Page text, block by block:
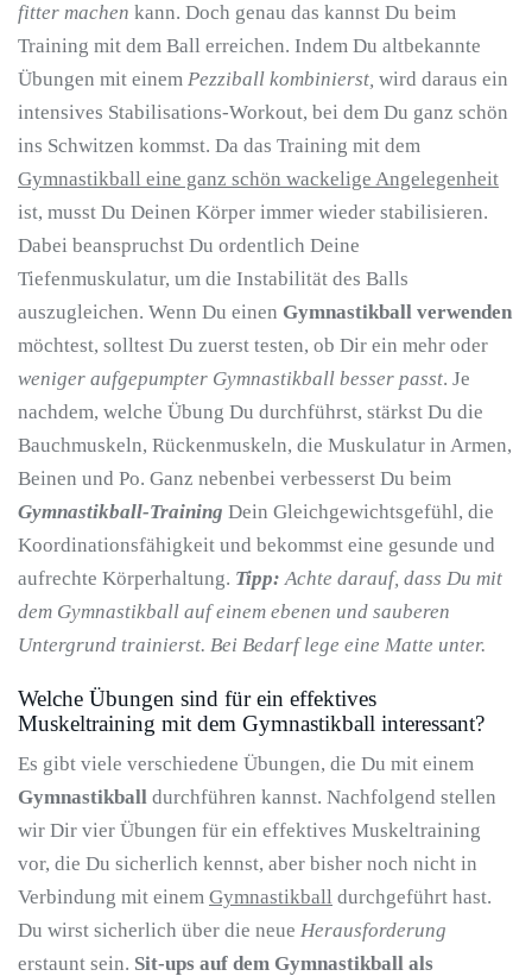
fitter machen kann. Doch genau das kannst Du beim
Training mit dem Ball erreichen. Indem Du altbekannte
Übungen mit einem Pezziball kombinierst, wird daraus ein
intensives Stabilisations-Workout, bei dem Du ganz schön
ins Schwitzen kommst. Da das Training mit dem
Gymnastikball eine ganz schön wackelige Angelegenheit
ist, musst Du Deinen Körper immer wieder stabilisieren.
Dabei beanspruchst Du ordentlich Deine
Tiefenmuskulatur, um die Instabilität des Balls
auszugleichen. Wenn Du einen Gymnastikball verwenden
möchtest, solltest Du zuerst testen, ob Dir ein mehr oder
weniger aufgepumpter Gymnastikball besser passt. Je
nachdem, welche Übung Du durchführst, stärkst Du die
Bauchmuskeln, Rückenmuskeln, die Muskulatur in Armen,
Beinen und Po. Ganz nebenbei verbesserst Du beim
Gymnastikball-Training Dein Gleichgewichtsgefühl, die
Koordinationsfähigkeit und bekommst eine gesunde und
aufrechte Körperhaltung. Tipp: Achte darauf, dass Du mit
dem Gymnastikball auf einem ebenen und sauberen
Untergrund trainierst. Bei Bedarf lege eine Matte unter.
Welche Übungen sind für ein effektives
Muskeltraining mit dem Gymnastikball interessant?
Es gibt viele verschiedene Übungen, die Du mit einem
Gymnastikball durchführen kannst. Nachfolgend stellen
wir Dir vier Übungen für ein effektives Muskeltraining
vor, die Du sicherlich kennst, aber bisher noch nicht in
Verbindung mit einem Gymnastikball durchgeführt hast.
Du wirst sicherlich über die neue Herausforderung
erstaunt sein. Sit-ups auf dem Gymnastikball als